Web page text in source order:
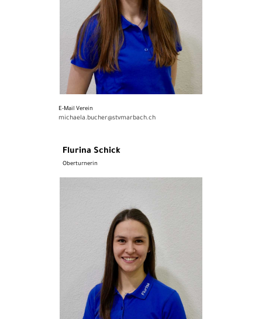
E-Mail Verein
michaela.bucher@stvmarbach.ch
Flurina Schick
Oberturnerin